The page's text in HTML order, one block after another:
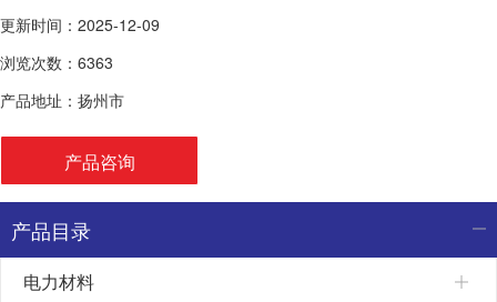
更新时间：2025-12-09
浏览次数：6363
产品地址：扬州市
产品咨询
产品目录
电力材料